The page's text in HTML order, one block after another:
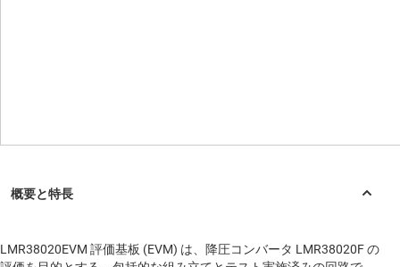
LMR38020EVM 評価基板 (EVM) は、降圧コンバータ LMR38020F の